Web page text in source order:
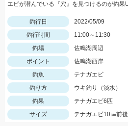
釣行日
2022/05/09
釣行時間
11:00～11:30
釣場
佐鳴湖周辺
ポイント
佐鳴湖西岸
釣魚
テナガエビ
釣り方
ウキ釣り（淡水）
釣果
テナガエビ6匹
サイズ
テナガエビ10㎝前後